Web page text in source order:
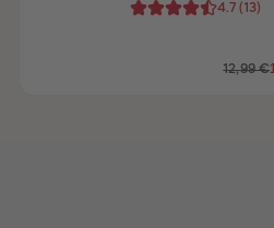
4.7 (13)
12,99 €